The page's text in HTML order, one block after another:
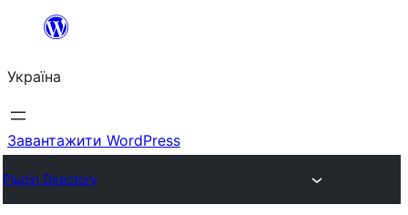
Перейти
вмісту
Україна
Завантажити WordPress
Plugin Directory